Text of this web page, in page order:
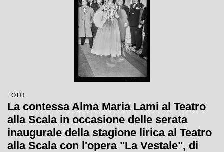
FOTO
La contessa Alma Maria Lami al Teatro
alla Scala in occasione delle serata
inaugurale della stagione lirica al Teatro
alla Scala con l'opera "La Vestale", di